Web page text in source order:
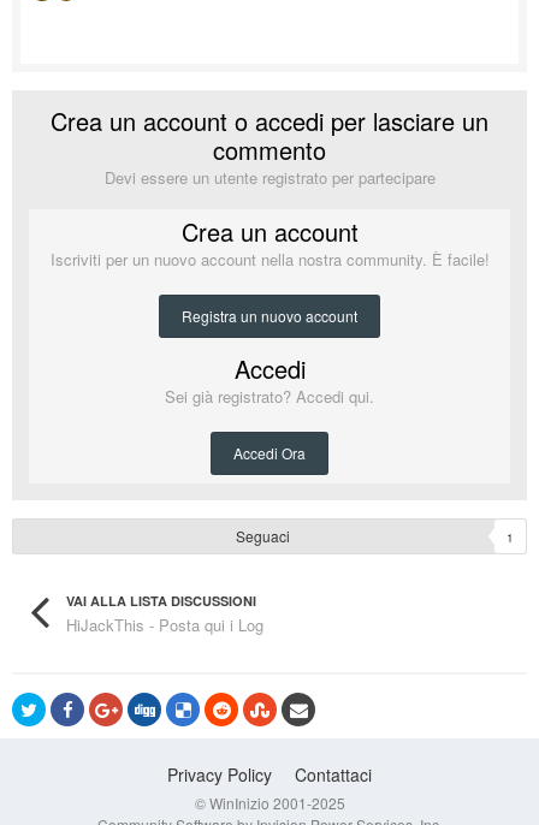
Crea un account o accedi per lasciare un
commento
Devi essere un utente registrato per partecipare
Crea un account
Iscriviti per un nuovo account nella nostra community. È facile!
Registra un nuovo account
Accedi
Sei già registrato? Accedi qui.
Accedi Ora
Seguaci 1
VAI ALLA LISTA DISCUSSIONI
HiJackThis - Posta qui i Log
Privacy Policy Contattaci
© WinInizio 2001-2025